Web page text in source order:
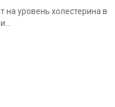
на уровень холестерина в